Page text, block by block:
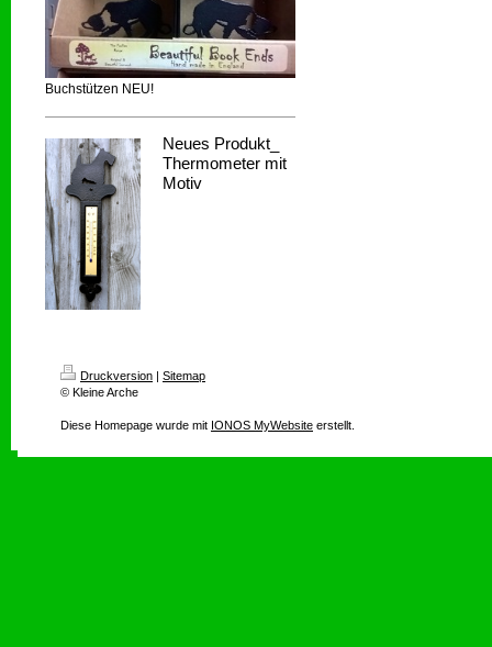
Buchstützen NEU!
Neues Produkt_
Thermometer mit
Motiv
Druckversion | Sitemap
© Kleine Arche
Diese Homepage wurde mit IONOS MyWebsite erstellt.